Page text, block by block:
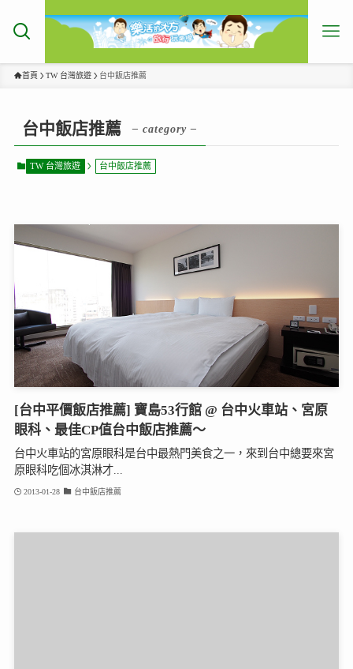
首頁 TW 台灣旅遊 台中飯店推薦
台中飯店推薦 – category –
TW 台灣旅遊 台中飯店推薦
[台中平價飯店推薦] 寶島53行館 @ 台中火車站、宮原
眼科、最佳CP值台中飯店推薦～
台中火車站的宮原眼科是台中最熱門美食之一，來到台中總要來宮
原眼科吃個冰淇淋才...
2013-01-28 台中飯店推薦